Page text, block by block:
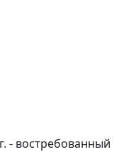
- востребованный